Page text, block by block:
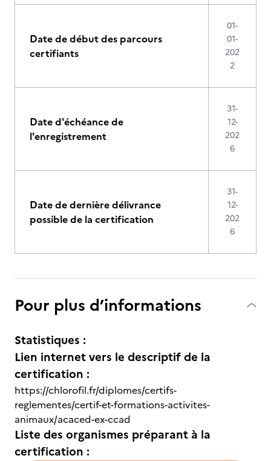
Date de début des parcours
certifiants
01-
01-
202
2
Date d'échéance de
l'enregistrement
31-
12-
202
6
Date de dernière délivrance
possible de la certification
31-
12-
202
6
Pour plus d’informations
Statistiques :
Lien internet vers le descriptif de la
certification :
https://chlorofil.fr/diplomes/certifs-
reglementes/certif-et-formations-activites-
animaux/acaced-ex-ccad
Liste des organismes préparant à la
certification :